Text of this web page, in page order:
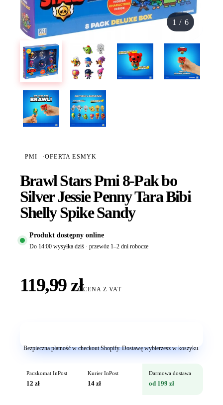
1 / 6
PMI ·OFERTA ESMYK
Brawl Stars Pmi 8-Pak bo
Silver Jessie Penny Tara Bibi
Shelly Spike Sandy
Produkt dostępny online
Do 14:00 wysyłka dziś · przewóz 1–2 dni robocze
119,99 złCENA Z VAT
Bezpieczna płatność w checkout Shopify. Dostawę wybierzesz w koszyku.
Paczkomat InPost
12 zł
Kurier InPost
14 zł
Darmowa dostawa
od 199 zł